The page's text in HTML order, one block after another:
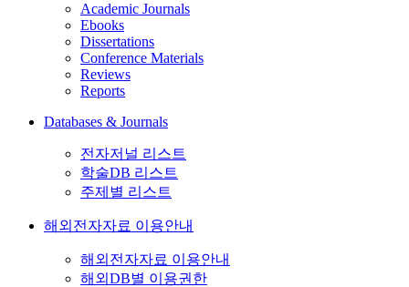
Academic Journals
Ebooks
Dissertations
Conference Materials
Reviews
Reports
Databases & Journals
전자저널 리스트
학술DB 리스트
주제별 리스트
해외전자자료 이용안내
해외전자자료 이용안내
해외DB별 이용권한